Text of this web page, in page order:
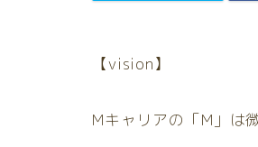
【vision】
Mキャリアの「M」は